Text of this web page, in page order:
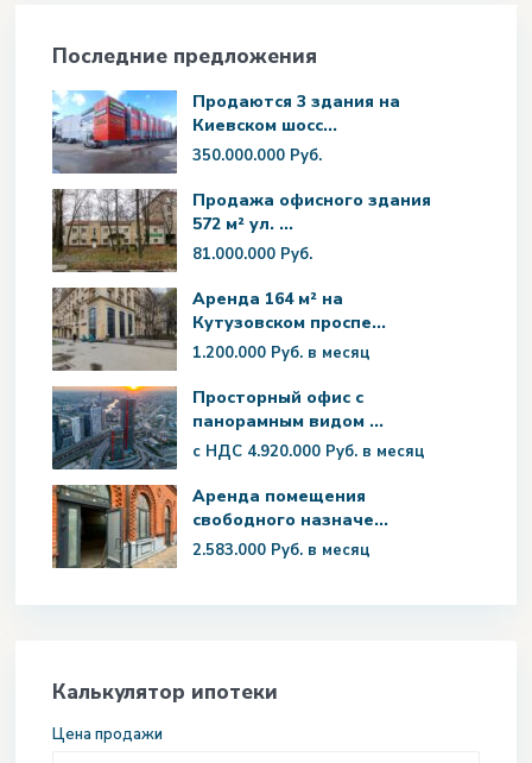
Последние предложения
Продаются 3 здания на
Киевском шосс...
350.000.000 Руб.
Продажа офисного здания
572 м² ул. ...
81.000.000 Руб.
Аренда 164 м² на
Кутузовском проспе...
1.200.000 Руб. в месяц
Просторный офис с
панорамным видом ...
с НДС 4.920.000 Руб. в месяц
Аренда помещения
свободного назначе...
2.583.000 Руб. в месяц
Калькулятор ипотеки
Цена продажи